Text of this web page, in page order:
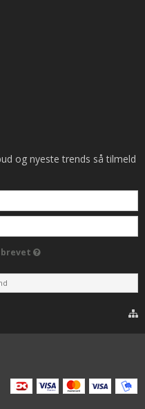
og nyeste trends så tilmeld